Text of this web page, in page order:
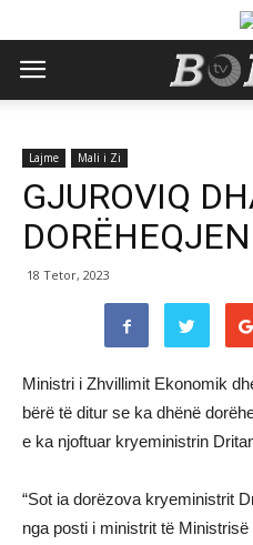
Lajme Mali i Zi
GJUROVIQ
DORËHEQJEN
18 Tetor, 2023
Ministri i Zhvillimit Ekonomik
bërë të ditur se ka dhënë
e ka njoftuar kryeministrin
“Sot ia dorëzova kryeministrit
nga posti i ministrit të